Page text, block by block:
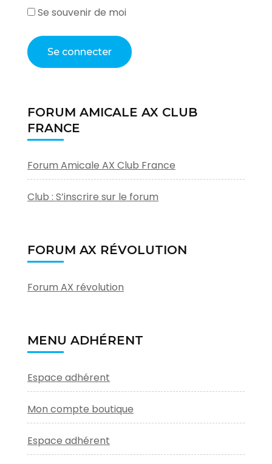
Se souvenir de moi
FORUM AMICALE AX CLUB
FRANCE
Forum Amicale AX Club France
Club : S’inscrire sur le forum
FORUM AX RÉVOLUTION
Forum AX révolution
MENU ADHÉRENT
Espace adhérent
Mon compte boutique
Espace adhérent